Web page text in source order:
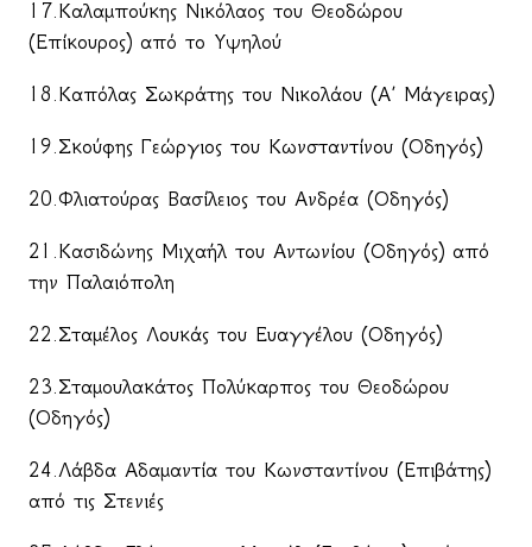
17.Καλαμπούκης Νικόλαος του Θεοδώρου
(Επίκουρος) από το Υψηλού
18.Καπόλας Σωκράτης του Νικολάου (Α΄ Μάγειρας)
19.Σκούφης Γεώργιος του Κωνσταντίνου (Οδηγός)
20.Φλιατούρας Βασίλειος του Ανδρέα (Οδηγός)
21.Κασιδώνης Μιχαήλ του Αντωνίου (Οδηγός) από
την Παλαιόπολη
22.Σταμέλος Λουκάς του Ευαγγέλου (Οδηγός)
23.Σταμουλακάτος Πολύκαρπος του Θεοδώρου
(Οδηγός)
24.Λάβδα Αδαμαντία του Κωνσταντίνου (Επιβάτης)
από τις Στενιές